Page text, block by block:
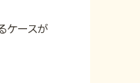
ケースが